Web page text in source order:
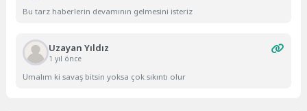
Bu tarz haberlerin devamının gelmesini isteriz
Uzayan Yıldız
1 yıl önce
Umalım ki savaş bitsin yoksa çok sıkıntı olur